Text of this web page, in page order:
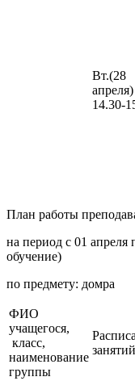
Вт.(28
апреля)
14.30-
План работы
на период с 01 апреля
обучение)
по предмету: домра
ФИО
учащегося,
класс,
наименование
группы
занятий